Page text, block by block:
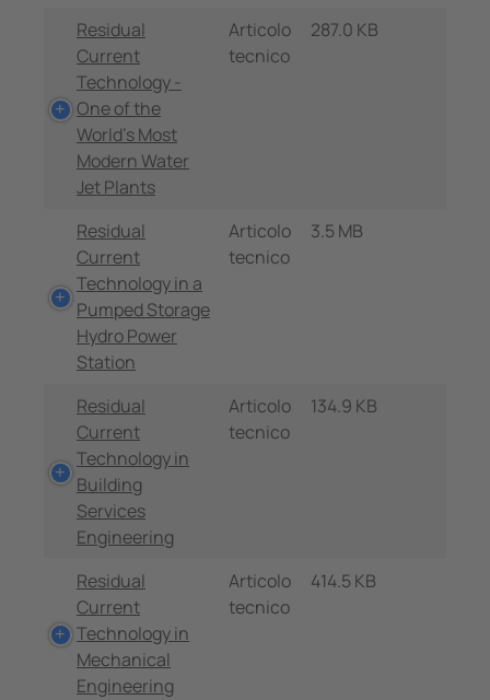
Residual
Current
Technology -
One of the
World's Most
Modern Water
Jet Plants
Articolo
tecnico
287.0 KB
Residual
Current
Technology in a
Pumped Storage
Hydro Power
Station
Articolo
tecnico
3.5 MB
Residual
Current
Technology in
Building
Services
Engineering
Articolo
tecnico
134.9 KB
Residual
Current
Technology in
Mechanical
Engineering
Articolo
tecnico
414.5 KB